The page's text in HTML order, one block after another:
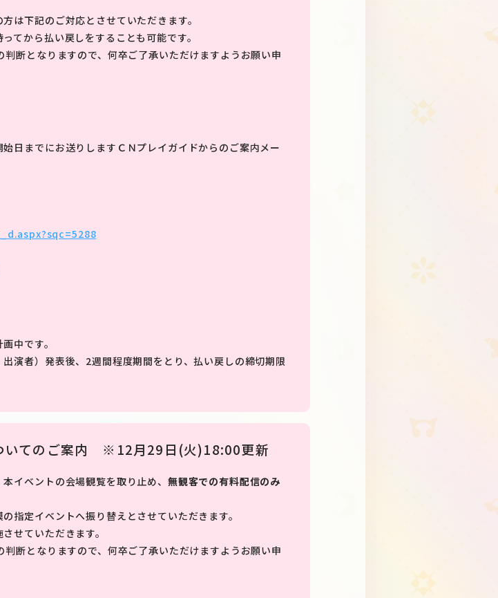
は下記のご対応とさせていただきます。
てから払い戻しをすることも可能です。
断となりますので、何卒ご了承いただけますようお願い申
日までにお送りしますＣＮプレイガイドからのご案内メー
中です。
演者）発表後、2週間程度期間をとり、払い戻しの締切期限
いてのご案内 ※12月29日(火)18:00更新
イベントの会場観覧を取り止め、 無観客での有料配信のみ
指定イベントへ振り替えとさせていただきます。
せていただきます。
断となりますので、何卒ご了承いただけますようお願い申